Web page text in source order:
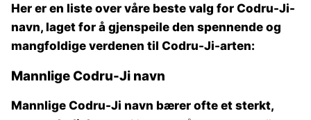
Her er en liste over våre beste valg for Codru-Ji-
navn, laget for å gjenspeile den spennende og
mangfoldige verdenen til Codru-Ji-arten:
Mannlige Codru-Ji navn
Mannlige Codru-Ji navn bærer ofte et sterkt,